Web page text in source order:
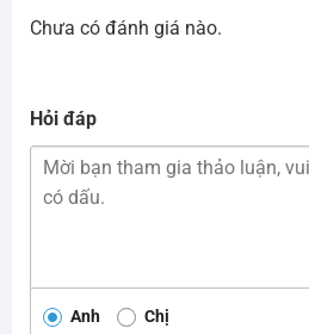
Chưa có đánh giá nào.
Hỏi đáp
Anh Chị